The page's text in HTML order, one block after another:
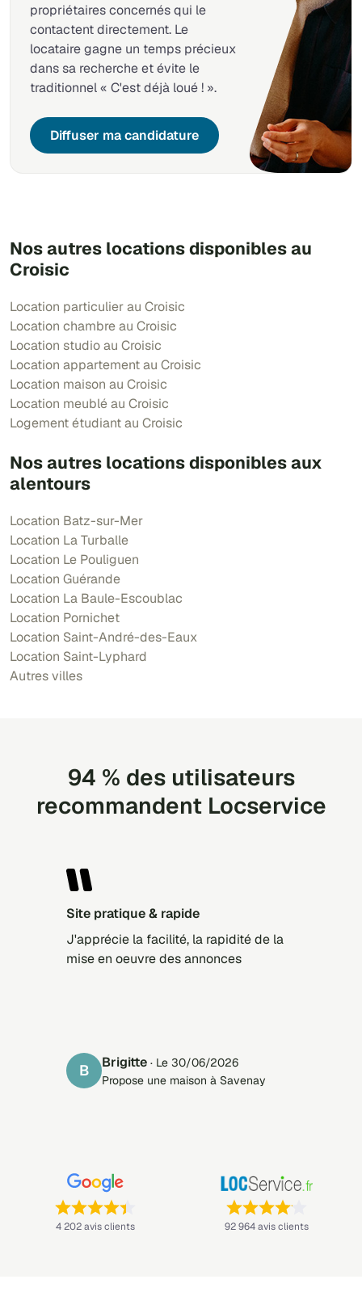
propriétaires concernés qui le
contactent directement. Le
locataire gagne un temps précieux
dans sa recherche et évite le
traditionnel « C'est déjà loué ! ».
Diffuser ma candidature
Nos autres locations disponibles au
Croisic
Location particulier au Croisic
Location chambre au Croisic
Location studio au Croisic
Location appartement au Croisic
Location maison au Croisic
Location meublé au Croisic
Logement étudiant au Croisic
Nos autres locations disponibles aux
alentours
Location Batz-sur-Mer
Location La Turballe
Location Le Pouliguen
Location Guérande
Location La Baule-Escoublac
Location Pornichet
Location Saint-André-des-Eaux
Location Saint-Lyphard
Autres villes
94 % des utilisateurs
recommandent Locservice
Site pratique & rapide
J'apprécie la facilité, la rapidité de la
mise en oeuvre des annonces
B Brigitte · Le 30/06/2026
Propose une maison à Savenay
Note : 4,4 sur 5 —
4 202 avis clients Note : 4,1 sur 5 —
92 964 avis clients